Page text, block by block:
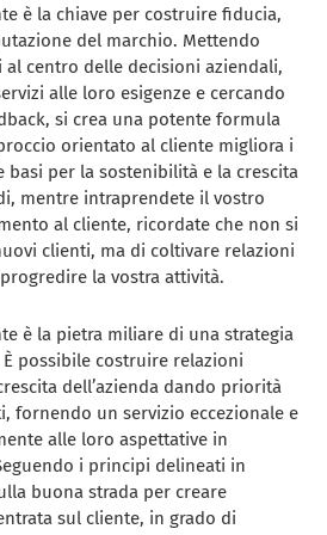
è la chiave per costruire fiducia,
del marchio. Mettendo
centro delle decisioni aziendali,
alle loro esigenze e cercando
si crea una potente formula
orientato al cliente migliora i
per la sostenibilità e la crescita
mentre intraprendete il vostro
al cliente, ricordate che non si
clienti, ma di coltivare relazioni
la vostra attività.
è la pietra miliare di una strategia
possibile costruire relazioni
dell’azienda dando priorità
fornendo un servizio eccezionale e
alle loro aspettative in
i principi delineati in
buona strada per creare
sul cliente, in grado di